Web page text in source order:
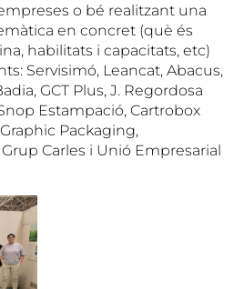
o bé realitzant una
en concret (què és
habilitats i capacitats, etc)
Servisimó, Leancat, Abacus,
GCT Plus, J. Regordosa
Estampació, Cartrobox
Packaging,
Carles i Unió Empresarial